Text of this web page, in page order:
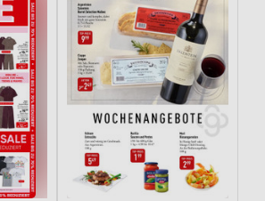
zur Auswahl
von Inhalten
durch Statistiken oder
Daten aus verschiedenen